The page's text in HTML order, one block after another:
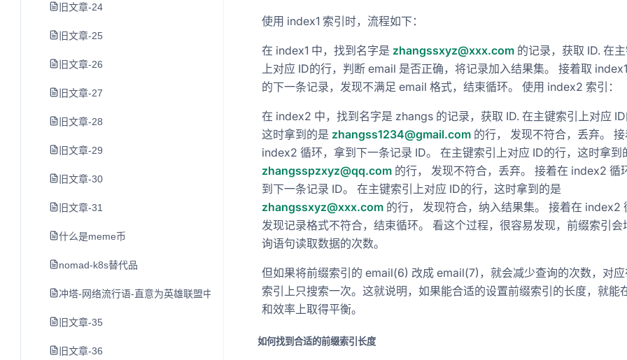
旧文章-24
旧文章-25
旧文章-26
旧文章-27
旧文章-28
旧文章-29
旧文章-30
旧文章-31
什么是meme币
nomad-k8s替代品
冲塔-网络流行语-直意为英雄联盟中尚未发育完全就去打防御塔-在网络环境下代指作死
旧文章-35
旧文章-36
使用 index1 索引时，流程如下：
在 index1 中，找到名字是 zhangssxyz@xxx.com的记录，获取 ID. 在主
上对应 ID的行，判断 email 是否正确，将记录加入结果集。 接着取 index1
的下一条记录，发现不满足 email 格式，结束循环。 使用 index2 索引：
在 index2 中，找到名字是 zhangs 的记录，获取 ID. 在主键索引上对应 ID
这时拿到的是 zhangss1234@gmail.com的行， 发现不符合，丢弃。 接
index2 循环，拿到下一条记录 ID。 在主键索引上对应 ID的行，这时拿到
zhangsspzxyz@qq.com的行， 发现不符合，丢弃。 接着在 index2 循
到下一条记录 ID。 在主键索引上对应 ID的行，这时拿到的是
zhangssxyz@xxx.com的行， 发现符合，纳入结果集。 接着在 index2
发现记录格式不符合，结束循环。 看这个过程，很容易发现，前缀索引会
询语句读取数据的次数。
但如果将前缀索引的 email(6) 改成 email(7)，就会减少查询的次数，对
索引上只搜索一次。这就说明，如果能合适的设置前缀索引的长度，就能
和效率上取得平衡。
如何找到合适的前缀索引长度